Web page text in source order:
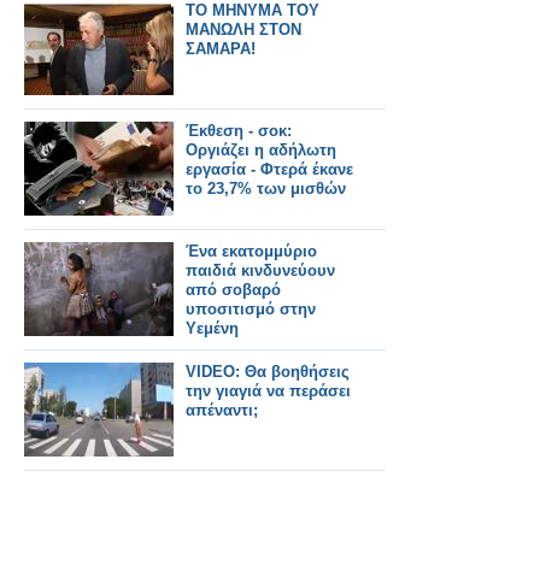
ΤΟ ΜΗΝΥΜΑ ΤΟΥ
ΜΑΝΩΛΗ ΣΤΟΝ
ΣΑΜΑΡΑ!
Έκθεση - σοκ:
Οργιάζει η αδήλωτη
εργασία - Φτερά έκανε
το 23,7% των μισθών
Ένα εκατομμύριο
παιδιά κινδυνεύουν
από σοβαρό
υποσιτισμό στην
Υεμένη
VIDEO: Θα βοηθήσεις
την γιαγιά να περάσει
απέναντι;